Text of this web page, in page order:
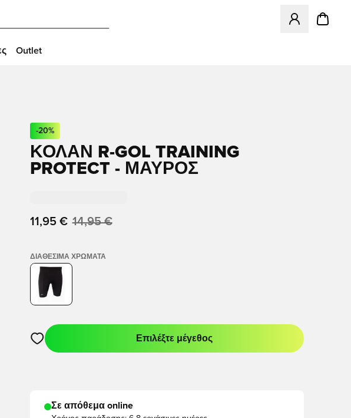
Ανοίγει ένα
Outlet
-20%
ΚΟΛΆΝ R-GOL TRAINING
PROTECT - ΜΑΎΡΟΣ
11,95 € 14,95 €
ΔΙΑΘΈΣΙΜΑ ΧΡΏΜΑΤΑ
Ανοίγει ένα Modal για να συνδεθείτε ή να εγγραφείτε ως μέλος
Επιλέξτε μέγεθος
Σε απόθεμα online